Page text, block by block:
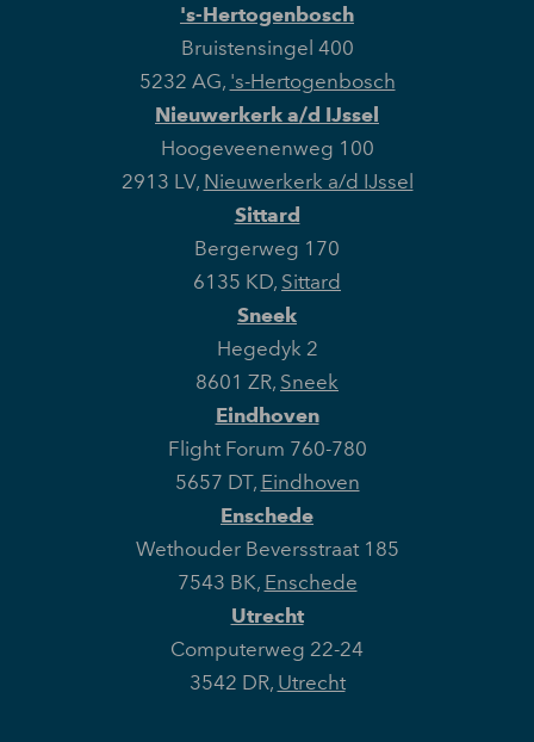
's-Hertogenbosch
Bruistensingel 400
5232 AG, 's-Hertogenbosch
Nieuwerkerk a/d IJssel
Hoogeveenenweg 100
2913 LV, Nieuwerkerk a/d IJssel
Sittard
Bergerweg 170
6135 KD, Sittard
Sneek
Hegedyk 2
8601 ZR, Sneek
Eindhoven
Flight Forum 760-780
5657 DT, Eindhoven
Enschede
Wethouder Beversstraat 185
7543 BK, Enschede
Utrecht
Computerweg 22-24
3542 DR, Utrecht